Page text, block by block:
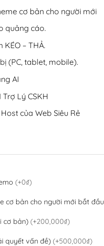
cơ bản cho người mới
quảng cáo.
– THẢ.
(PC, tablet, mobile).
AI
Lý CSKH
của Web Siêu Rẻ
(+0₫)
cơ bản cho người mới bắt đầu
cơ bản) (+200,000₫)
quyết vấn đề) (+500,000₫)